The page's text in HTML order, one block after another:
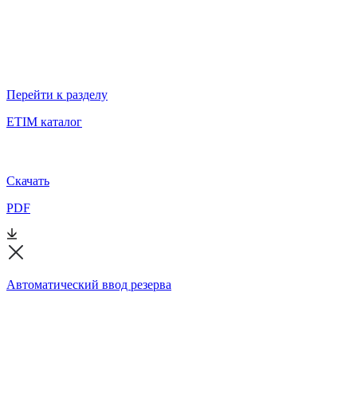
Перейти к разделу
ETIM каталог
Скачать
PDF
Автоматический ввод резерва